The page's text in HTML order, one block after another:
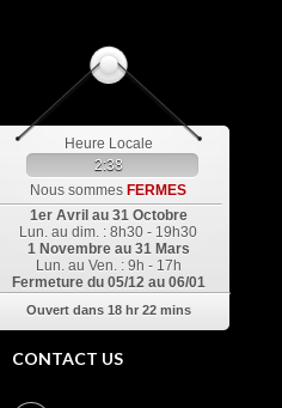
Heure Locale
2:38
Nous sommes FERMES
1er Avril au 31 Octobre
Lun. au dim. : 8h30 - 19h30
1 Novembre au 31 Mars
Lun. au Ven. : 9h - 17h
Fermeturedu 05/12 au 06/01
Ouvert dans 18 hr 22 mins
CONTACT US